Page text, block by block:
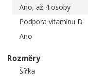
Ano, až 4 osoby
Podpora vitamínu D
Ano
Rozměry
Šířka